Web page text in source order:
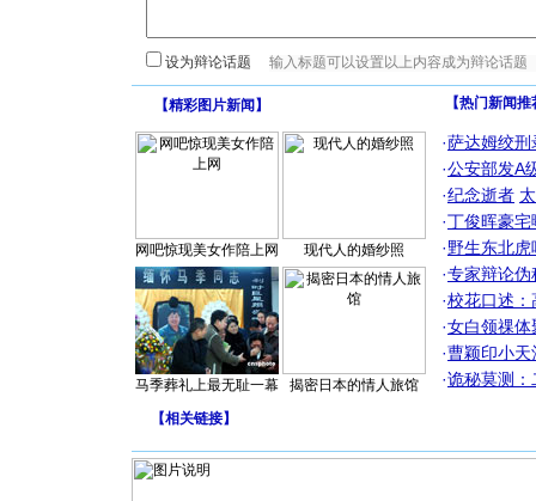
设为辩论话题
【精彩图片新闻 】
网吧惊现美女作陪上网 现代人的婚纱照
马季葬礼上最无耻一幕 揭密日本的情人旅馆
【热门新闻
·萨达姆绞刑
·公安部发A
·纪念逝者
·丁俊晖豪
·野生东北
·专家辩论伪
·校花口述：
·女白领祼体
·曹颖印小天
·诡秘莫测：
【相关链接】